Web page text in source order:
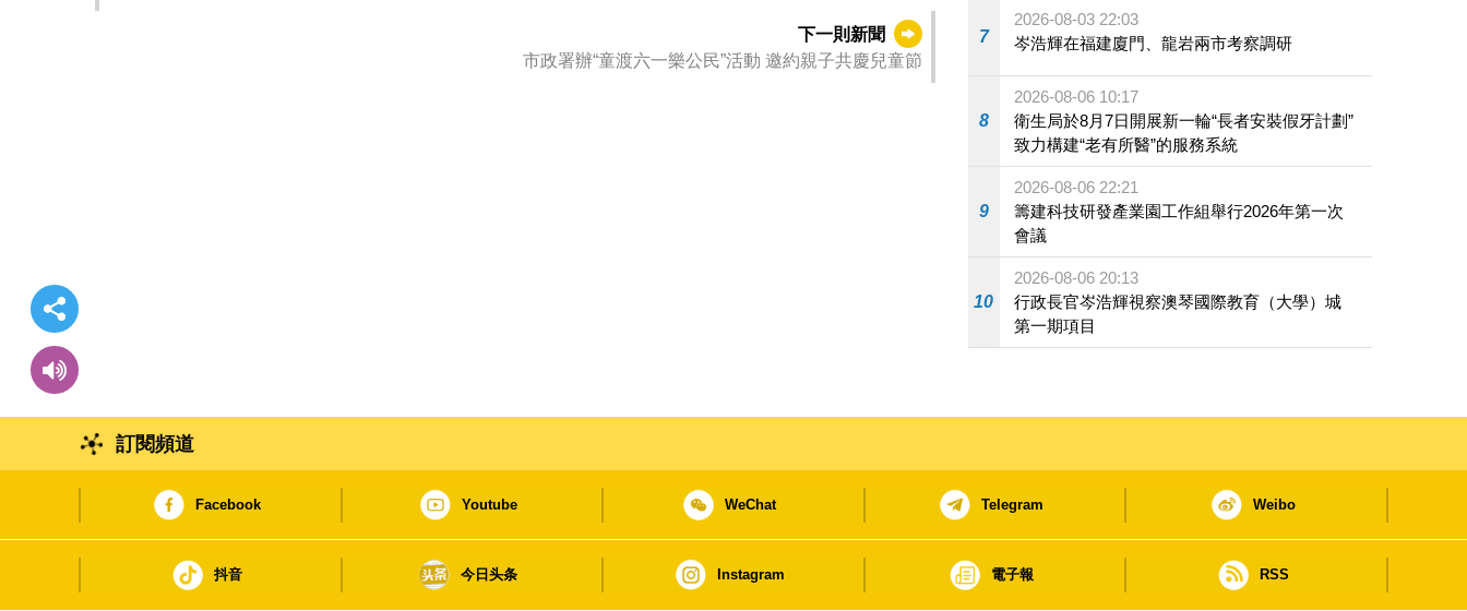
下一則新聞
市政署辦“童渡六一樂公民”活動 邀約親子共慶兒童節
7
2026-08-03 22:03
岑浩輝在福建廈門、龍岩兩市考察調研
8
2026-08-06 10:17
衛生局於8月7日開展新一輪“長者安裝假牙計劃”
致力構建“老有所醫”的服務系統
9
2026-08-06 22:21
籌建科技研發產業園工作組舉行2026年第一次
會議
10
2026-08-06 20:13
行政長官岑浩輝視察澳琴國際教育（大學）城
第一期項目
訂閱頻道
Facebook Youtube WeChat Telegram Weibo
抖音 今日头条 Instagram 電子報 RSS